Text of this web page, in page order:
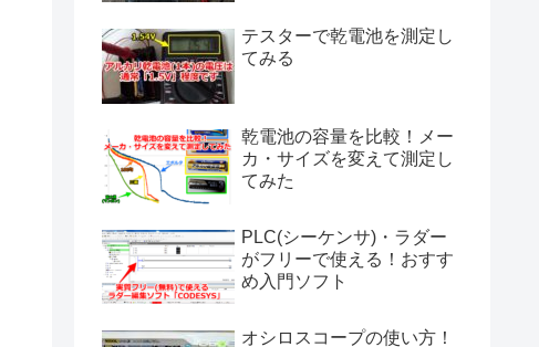
テスターで乾電池を測定し
てみる
乾電池の容量を比較！メー
カ・サイズを変えて測定し
てみた
PLC(シーケンサ)・ラダー
がフリーで使える！おすす
め入門ソフト
オシロスコープの使い方！